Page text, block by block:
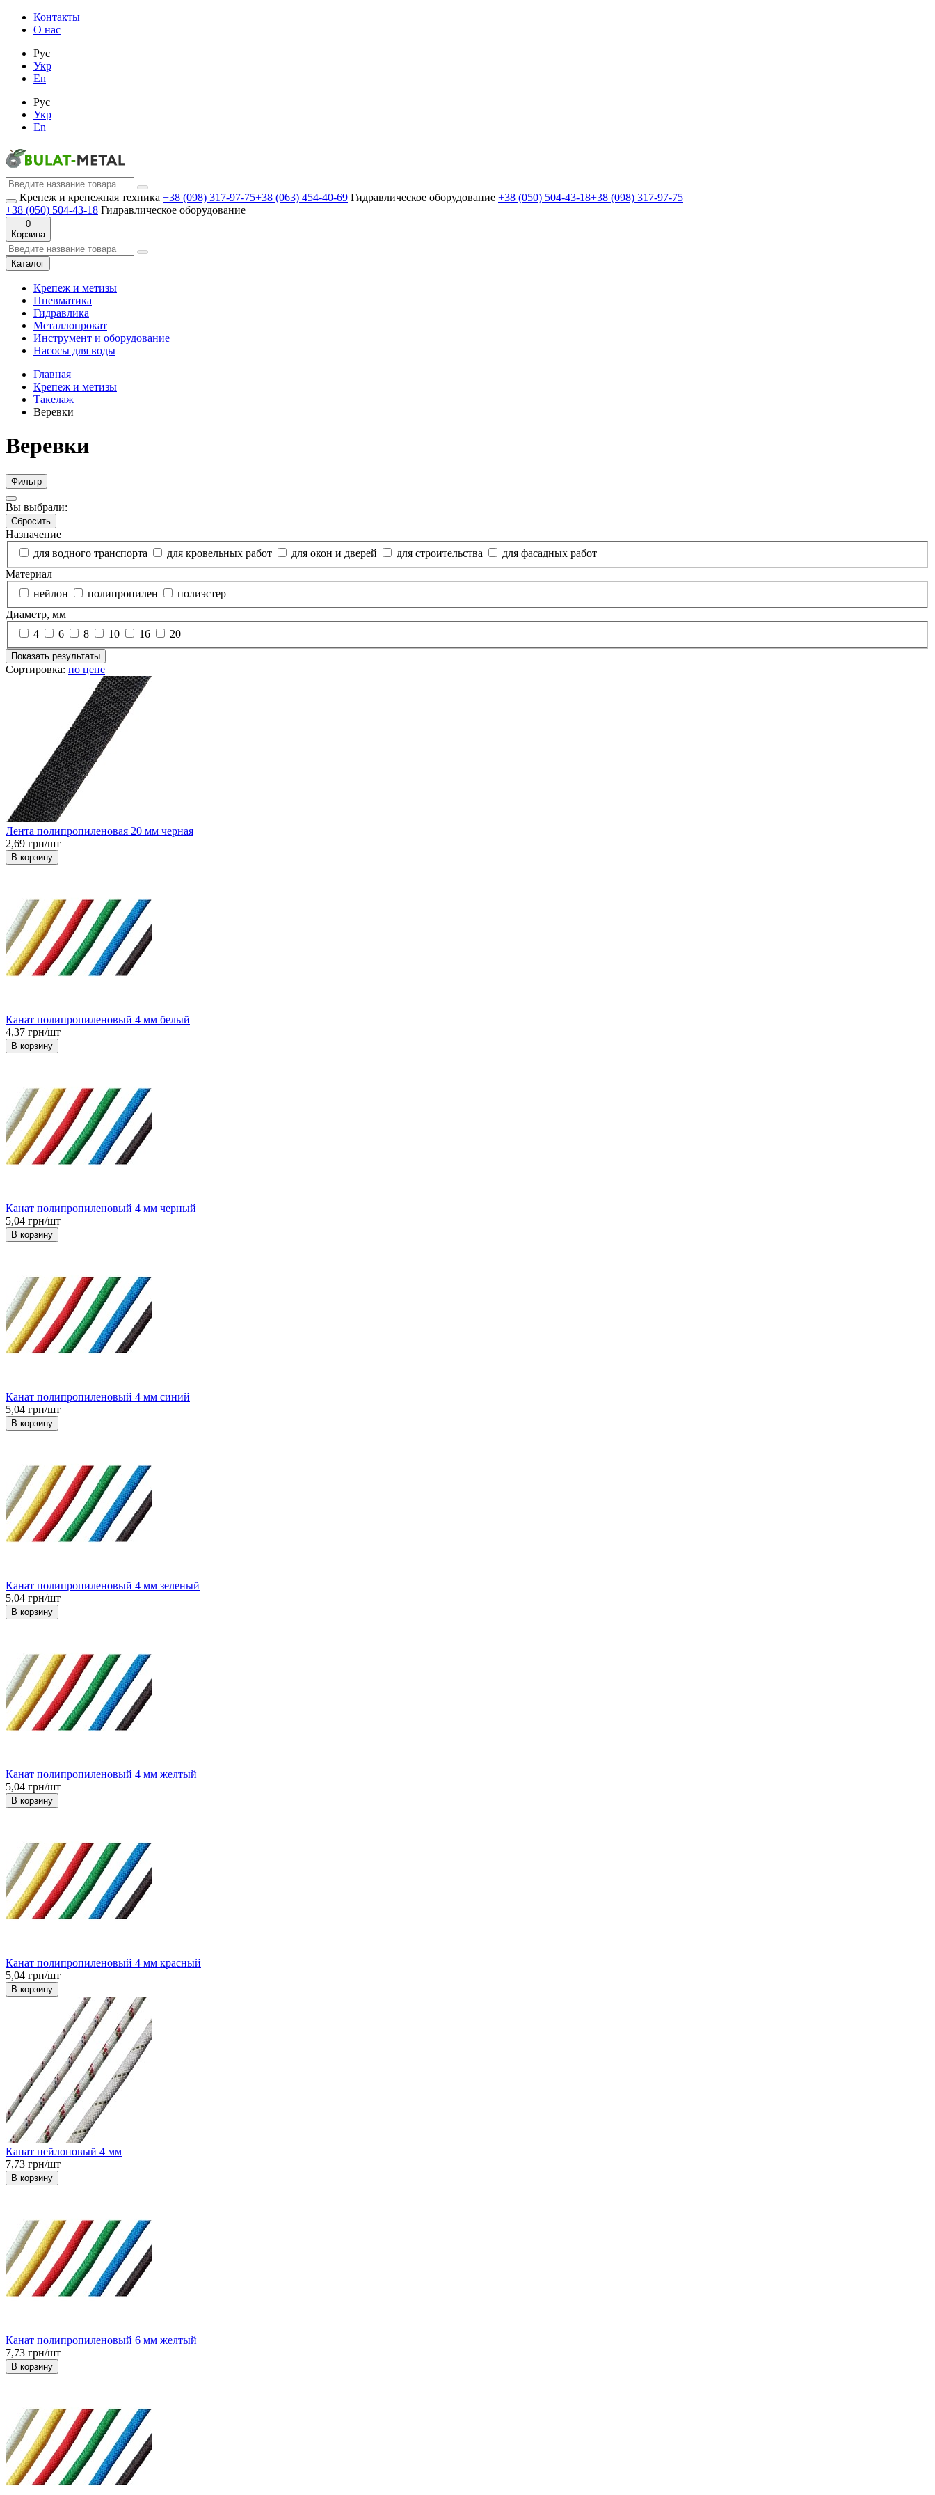
Контакты
О нас
Рус
Укр
En
Рус
Укр
En
Крепеж и крепежная техника +38 (098) 317-97-75+38 (063) 454-40-69 Гидравлическое оборудование +38 (050) 504-43-18+38 (098) 317-97-75
+38 (050) 504-43-18 Гидравлическое оборудование
0
Корзина
Каталог
Крепеж и метизы
Пневматика
Гидравлика
Металлопрокат
Инструмент и оборудование
Насосы для воды
Главная
Крепеж и метизы
Такелаж
Веревки
Веревки
Фильтр
Вы выбрали:
Сбросить
Назначение
для водного транспорта
для кровельных работ для окон и дверей для строительства
для фасадных работ
Материал
нейлон
полипропилен
полиэстер
Диаметр, мм
4
6 8 10 16 20
Показать результаты
Сортировка: по цене
Лента полипропиленовая 20 мм черная
2,69 грн/шт
В корзину
Канат полипропиленовый 4 мм белый
4,37 грн/шт
В корзину
Канат полипропиленовый 4 мм черный
5,04 грн/шт
В корзину
Канат полипропиленовый 4 мм синий
5,04 грн/шт
В корзину
Канат полипропиленовый 4 мм зеленый
5,04 грн/шт
В корзину
Канат полипропиленовый 4 мм желтый
5,04 грн/шт
В корзину
Канат полипропиленовый 4 мм красный
5,04 грн/шт
В корзину
Канат нейлоновый 4 мм
7,73 грн/шт
В корзину
Канат полипропиленовый 6 мм желтый
7,73 грн/шт
В корзину